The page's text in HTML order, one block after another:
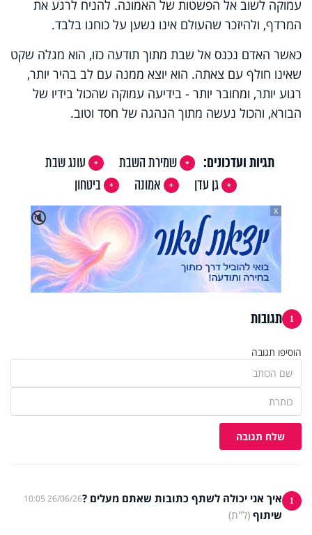
עמוקה לשוב אל הפשטות של האמונה. להניח לרגע את
המרדף, ולהיזכר שהעולם אינו נשען על כוחנו בלבד.
כאשר האדם נכנס אל שבת מתוך תודעה כזו, הוא מגלה שקט
שאינו חולף עם צאתה. הוא יוצא ממנה עם לב בהיר יותר,
רגוע יותר, ומחובר יותר - בידיעה עמוקה שהכול בידיו של
הבורא, והכול נעשה מתוך הנהגה של חסד וטוב.
תגיות ועדכונים: שמירת השבת
עונג שבת
גן עדן
אמונה
ביטחון
🔇
X
1 תגובות
הוסיפו תגובה
שלח תגובה
1 איך אני יכולה לשתף כתובות שאתם מעלים ?26/06/26 10:05
שיתוף (ל"ת)